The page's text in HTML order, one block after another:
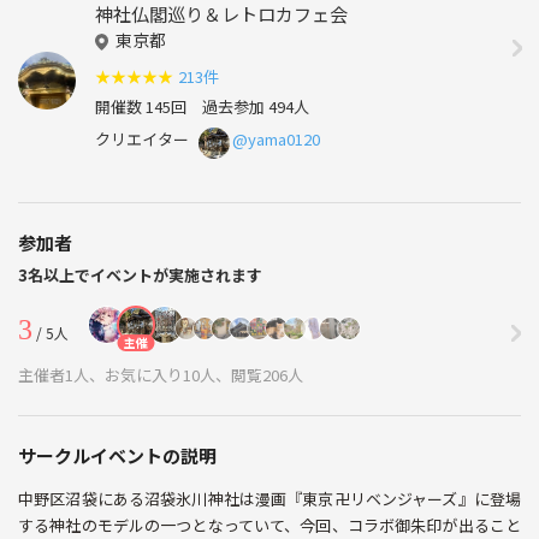
神社仏閣巡り＆レトロカフェ会
東京都
★★★★★ 213件
開催数 145回 過去参加 494人
クリエイター
@yama0120
参加者
3名以上でイベントが実施されます
3 / 5人 主催
主催者1人、お気に入り10人、閲覧206人
サークルイベントの説明
中野区沼袋にある沼袋氷川神社は漫画『東京卍リベンジャーズ』に登場
する神社のモデルの一つとなっていて、今回、コラボ御朱印が出ること